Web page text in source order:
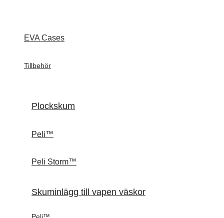
EVA Cases
Tillbehör
Plockskum
Peli™
Peli Storm™
Skuminlägg till vapen väskor
Peli™